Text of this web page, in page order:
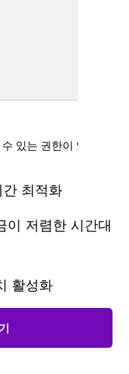
간 최적화
이 저렴한 시간대
활성화